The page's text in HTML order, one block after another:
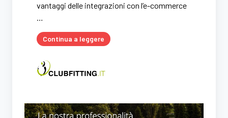
vantaggi delle integrazioni con l’e-commerce
…
Continua a leggere